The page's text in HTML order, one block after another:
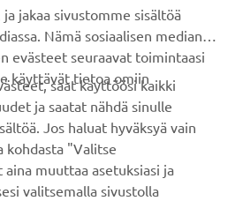
uusimmista tarjouksista,
julkaisuista ja paljon muuta...
TILAA
saadaksesi tietää, miten
Tietosuoja ja evästeet -sivustolta
ja jakaa sivustomme sisältöä
Nämä sosiaalisen median
evästeet seuraavat toimintaasi
käyttävät tietoa omiin
saat käyttöösi kaikki
ja saatat nähdä sinulle
Jos haluat hyväksyä vain
kohdasta "Valitse
muuttaa asetuksiasi ja
valitsemalla sivustolla